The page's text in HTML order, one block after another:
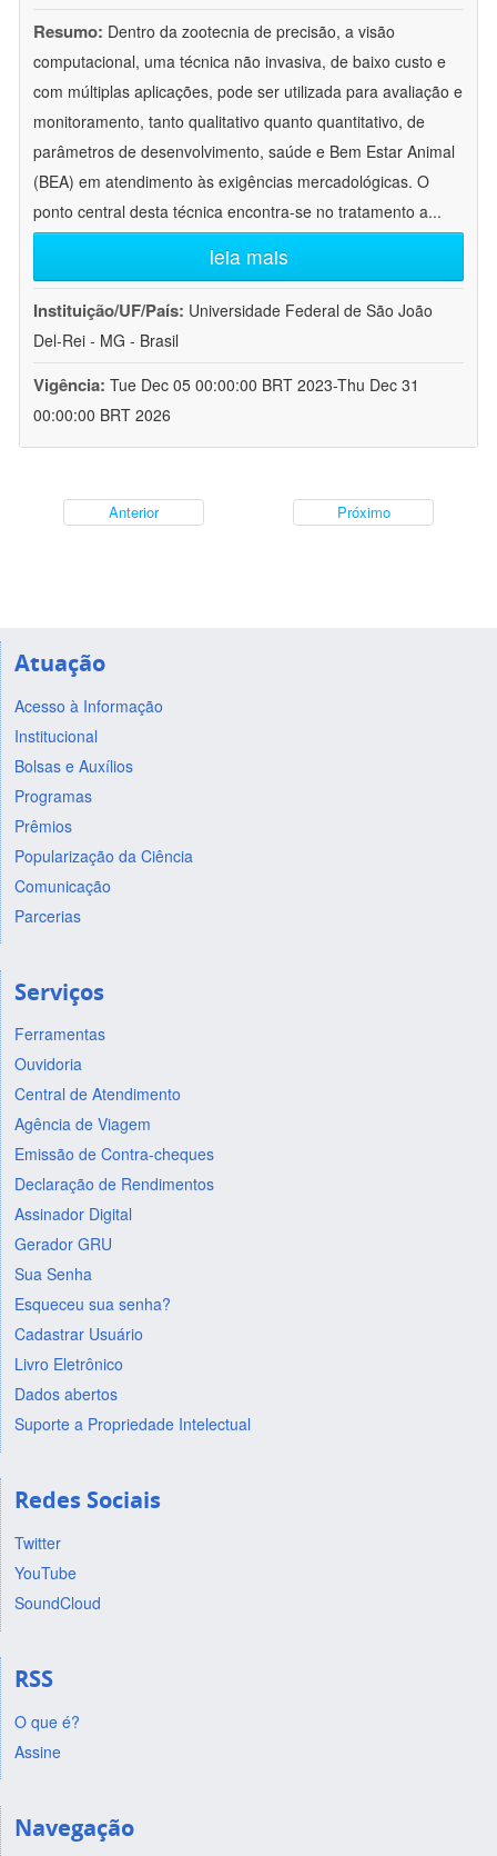
Resumo: Dentro da zootecnia de precisão, a visão
computacional, uma técnica não invasiva, de baixo custo e
com múltiplas aplicações, pode ser utilizada para avaliação e
monitoramento, tanto qualitativo quanto quantitativo, de
parâmetros de desenvolvimento, saúde e Bem Estar Animal
(BEA) em atendimento às exigências mercadológicas. O
ponto central desta técnica encontra-se no tratamento a...
leia mais
Instituição/UF/País: Universidade Federal de São João
Del-Rei - MG - Brasil
Vigência: Tue Dec 05 00:00:00 BRT 2023-Thu Dec 31
00:00:00 BRT 2026
Anterior Próximo
Atuação
Acesso à Informação
Institucional
Bolsas e Auxílios
Programas
Prêmios
Popularização da Ciência
Comunicação
Parcerias
Serviços
Ferramentas
Ouvidoria
Central de Atendimento
Agência de Viagem
Emissão de Contra-cheques
Declaração de Rendimentos
Assinador Digital
Gerador GRU
Sua Senha
Esqueceu sua senha?
Cadastrar Usuário
Livro Eletrônico
Dados abertos
Suporte a Propriedade Intelectual
Redes Sociais
Twitter
YouTube
SoundCloud
RSS
O que é?
Assine
Navegação